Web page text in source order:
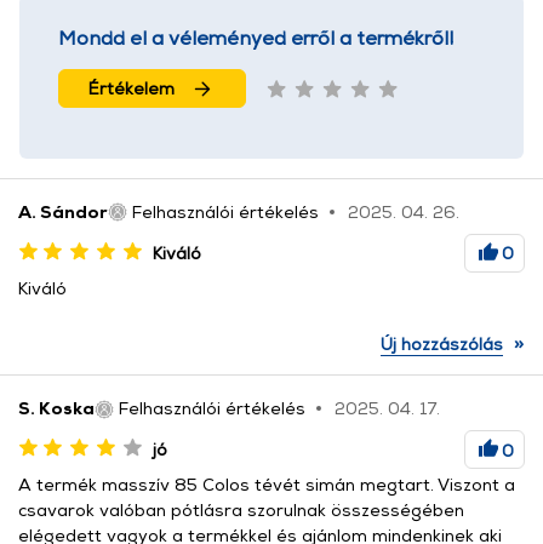
Mondd el a véleményed erről a termékről!
Értékelem
A. Sándor Felhasználói értékelés
2025. 04. 26.
Kiváló
0
Kiváló
Új hozzászólás »
S. Koska Felhasználói értékelés
2025. 04. 17.
jó
0
A termék masszív 85 Colos tévét simán megtart. Viszont a
csavarok valóban pótlásra szorulnak összességében
elégedett vagyok a termékkel és ajánlom mindenkinek aki